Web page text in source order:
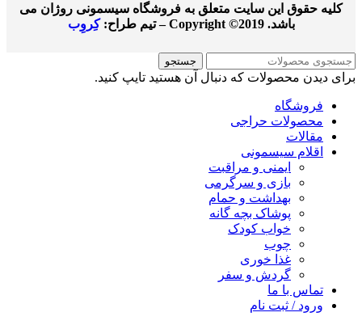
کليه حقوق اين سايت متعلق به فروشگاه سیسمونی روژان می
باشد. Copyright ©2019 –
تیم طراح:کِروِب
جستجو
برای دیدن محصولات که دنبال آن هستید تایپ کنید.
فروشگاه
محصولات حراجی
مقالات
اقلام سیسمونی
ایمنی و مراقبت
بازی و سرگرمی
بهداشت و حمام
پوشاک بچه گانه
خواب کودک
چوب
غذا خوری
گردش و سفر
تماس با ما
ورود / ثبت نام